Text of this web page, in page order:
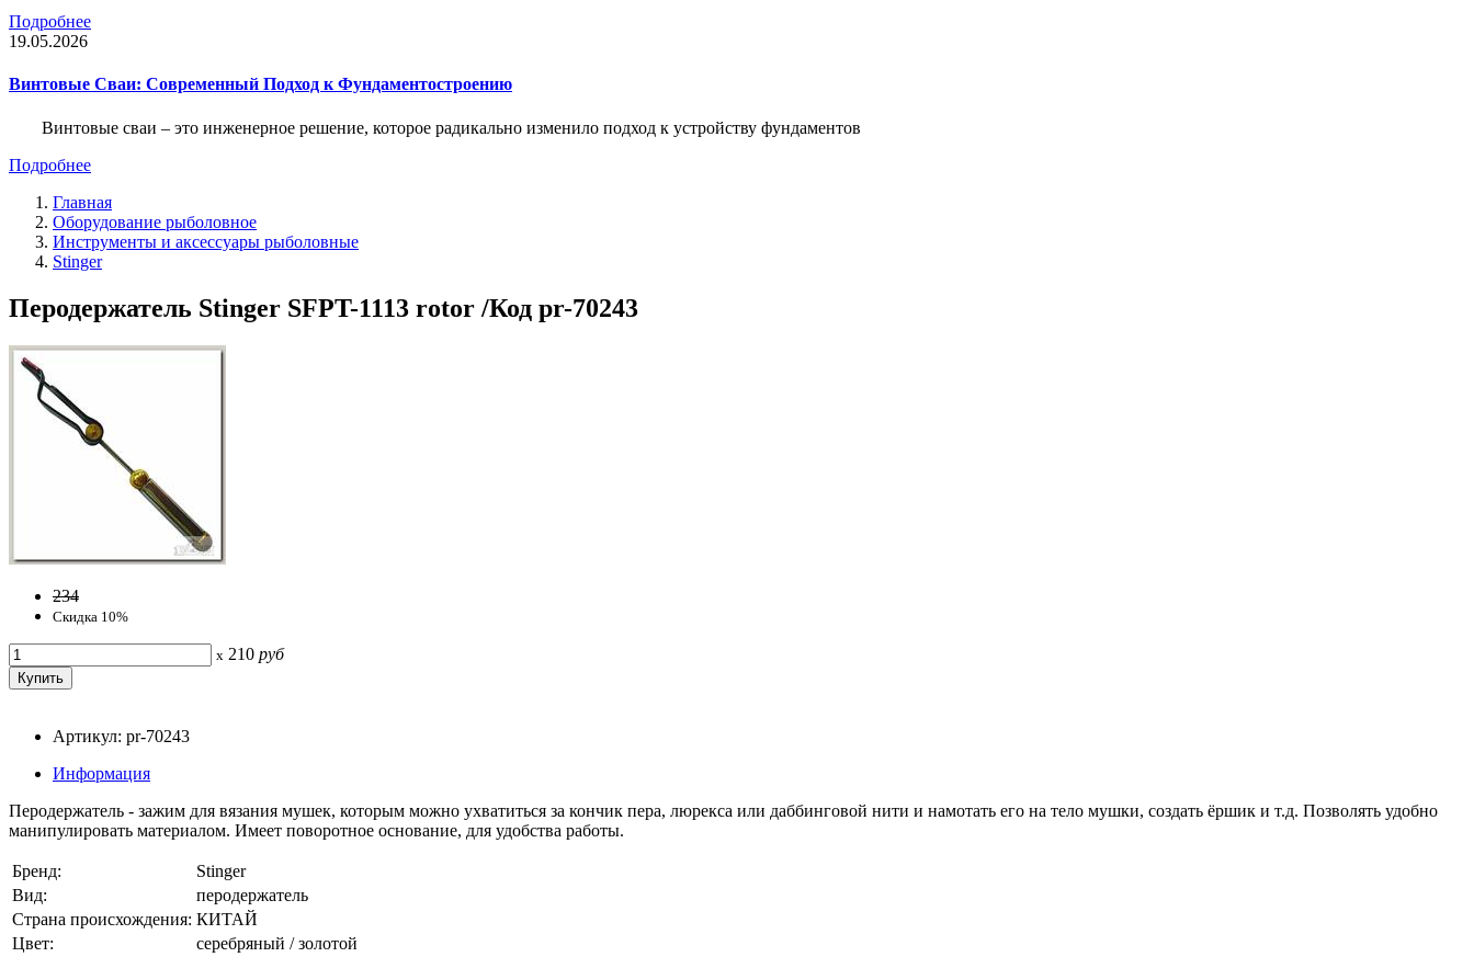
Подробнее
19.05.2026
Винтовые Сваи: Современный Подход к Фундаментостроению
Винтовые сваи – это инженерное решение, которое радикально изменило подход к устройству фундаментов
Подробнее
Главная
Оборудование рыболовное
Инструменты и аксессуары рыболовные
Stinger
Перодержатель Stinger SFPT-1113 rotor /Код pr-70243
234
Скидка 10%
x 210 руб
Артикул: pr-70243
Информация
Перодержатель - зажим для вязания мушек, которым можно ухватиться за кончик пера, люрекса или даббинговой нити и намотать его на тело мушки, создать ёршик и т.д. Позволять удобно
манипулировать материалом. Имеет поворотное основание, для удобства работы.
Бренд:
Stinger
Вид:
перодержатель
Страна происхождения: КИТАЙ
Цвет:
серебряный / золотой